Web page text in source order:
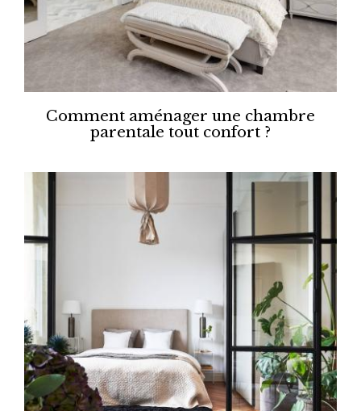
Comment aménager une chambre
parentale tout confort ?